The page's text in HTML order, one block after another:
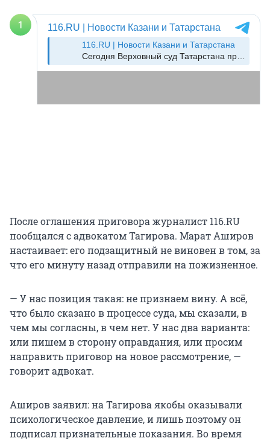
После оглашения приговора журналист 116.RU
пообщался с адвокатом Тагирова. Марат Аширов
настаивает: его подзащитный не виновен в том, за
что его минуту назад отправили на пожизненное.
— У нас позиция такая: не признаем вину. А всё,
что было сказано в процессе суда, мы сказали, в
чем мы согласны, в чем нет. У нас два варианта:
или пишем в сторону оправдания, или просим
направить приговор на новое рассмотрение, —
говорит адвокат.
Аширов заявил: на Тагирова якобы оказывали
психологическое давление, и лишь поэтому он
подписал признательные показания. Во время